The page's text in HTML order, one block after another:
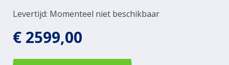
Levertijd: Momenteel niet beschikbaar
€ 2599,00